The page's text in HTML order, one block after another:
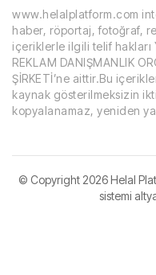
www.helalplatform.com
haber, röportaj, fotoğraf,
içeriklerle ilgili telif hakları
REKLAM DANIŞMANLIK
ŞİRKETİ’ne aittir.Bu
kaynak gösterilmeksizin
kopyalanamaz, yeniden
© Copyright2026 Helal
sistemi